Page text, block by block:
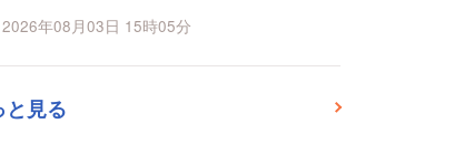
2026年08月03日 15時05分
と見る